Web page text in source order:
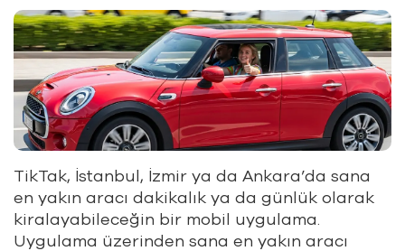
TikTak, İstanbul, İzmir ya da Ankara’da sana
en yakın aracı dakikalık ya da günlük olarak
kiralayabileceğin bir mobil uygulama.
Uygulama üzerinden sana en yakın aracı